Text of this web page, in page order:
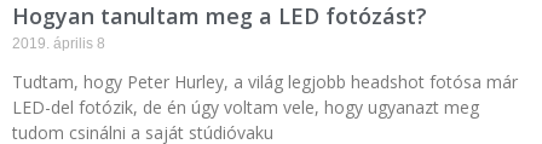
Hogyan tanultam meg a LED fotózást?
2019. április 8
Tudtam, hogy Peter Hurley, a világ legjobb headshot fotósa már
LED-del fotózik, de én úgy voltam vele, hogy ugyanazt meg
tudom csinálni a saját stúdióvaku